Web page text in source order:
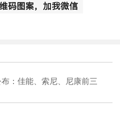
：佳能、索尼、尼康前三